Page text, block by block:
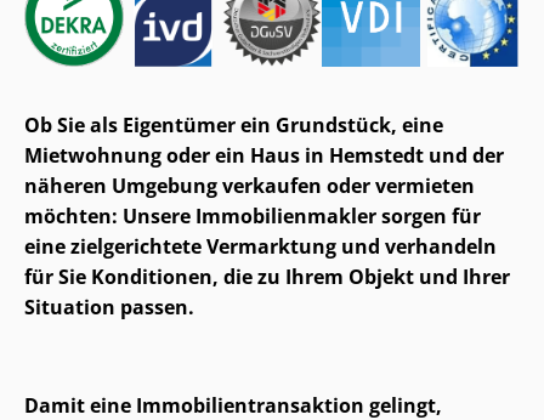
Ob Sie als Eigentümer ein Grundstück, eine
Mietwohnung oder ein Haus in Hemstedt und der
näheren Umgebung verkaufen oder vermieten
möchten: Unsere Im­mo­bi­li­en­mak­ler sorgen für
eine zielgerichtete Vermarktung und verhandeln
für Sie Konditionen, die zu Ihrem Objekt und Ihrer
Situation passen.
Damit eine Im­mo­bi­li­en­trans­ak­ti­on gelingt,